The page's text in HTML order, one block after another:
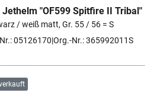
Jethelm "OF599 Spitfire II Tribal"
/ weiß matt, Gr. 55 / 56 = S
05126170 Org.-Nr.: 365992011S